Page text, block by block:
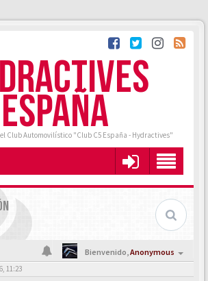
ESPAÑA
Club Automovilístico "Club C5 España - Hydractives"
Bienvenido,Anonymous
11:23